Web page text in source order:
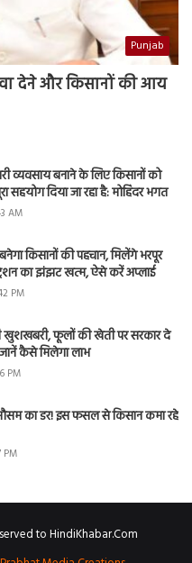
Punjab
देने और किसानों की आय
व्यवसाय बनाने के लिए किसानों को
सहयोग दिया जा रहा है: मोहिंदर भगत
AM
किसानों की पहचान, मिलेंगे भरपूर
का झंझट खत्म, ऐसे करें अप्लाई
PM
खुशखबरी, फूलों की खेती पर सरकार दे
कैसे मिलेगा लाभ
PM
का डर! इस फसल से किसान कमा रहे
PM
to HindiKhabar.Com